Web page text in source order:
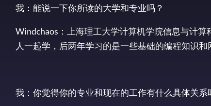
我：能说一下你所读的大学和专业吗？
Windchaos：上海理工大学计算机学院信息与计
人一起学，后两年学习的是一些基础的编程知识和
我：你觉得你的专业和现在的工作有什么具体关系